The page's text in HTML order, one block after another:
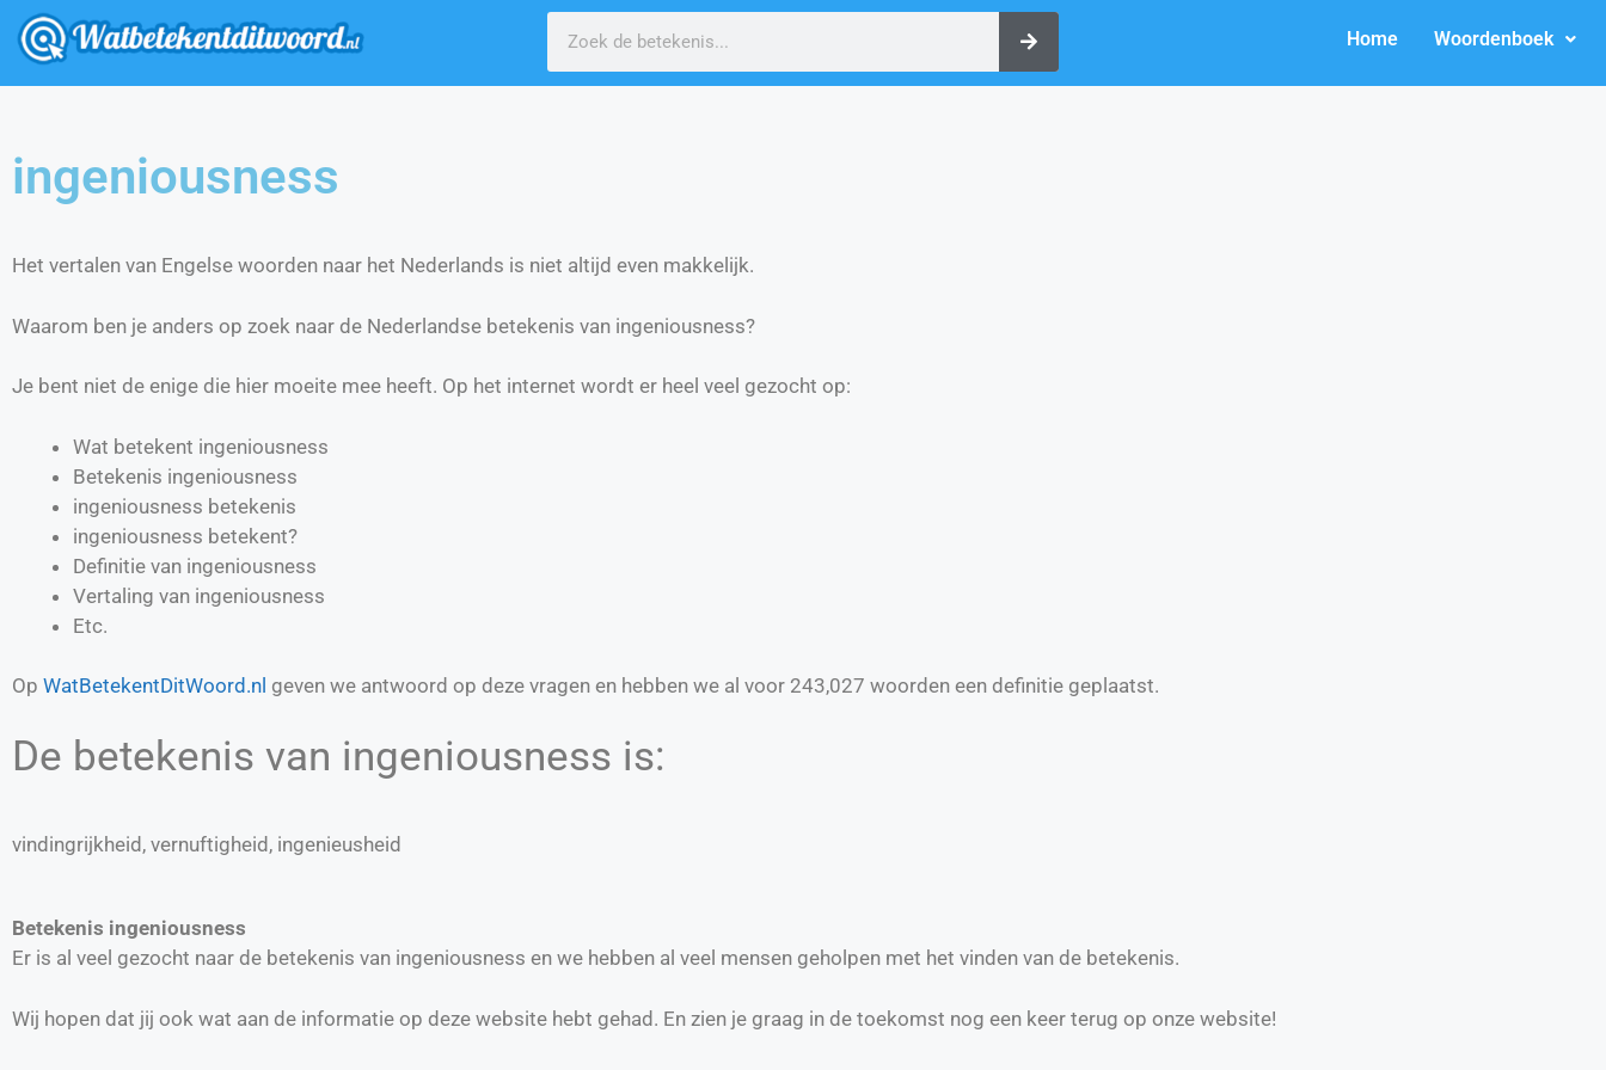
Home Woordenboek
ingeniousness
Het vertalen van Engelse woorden naar het Nederlands is niet altijd even makkelijk.
Waarom ben je anders op zoek naar de Nederlandse betekenis van ingeniousness?
Je bent niet de enige die hier moeite mee heeft. Op het internet wordt er heel veel gezocht op:
Wat betekent ingeniousness
Betekenis ingeniousness
ingeniousness betekenis
ingeniousness betekent?
Definitie van ingeniousness
Vertaling van ingeniousness
Etc.
Op WatBetekentDitWoord.nl geven we antwoord op deze vragen en hebben we al voor 243,027 woorden een definitie geplaatst.
De betekenis van ingeniousness is:
vindingrijkheid, vernuftigheid, ingenieusheid
Betekenis ingeniousness
Er is al veel gezocht naar de betekenis van ingeniousness en we hebben al veel mensen geholpen met het vinden van de betekenis.
Wij hopen dat jij ook wat aan de informatie op deze website hebt gehad. En zien je graag in de toekomst nog een keer terug op onze website!